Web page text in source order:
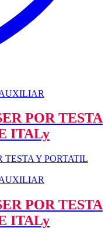
POR TESTA
ITALy
POR TESTA
ITALy